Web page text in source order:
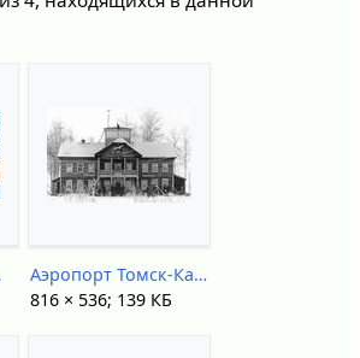
Аэропорт Томск-Каштак (1965).jpg
816 × 536; 139 КБ